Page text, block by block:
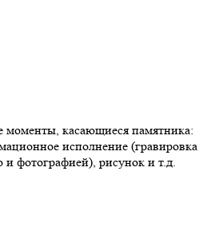
моменты, касающиеся памятника:
исполнение (гравировка
фотографией), рисунок и т.д.